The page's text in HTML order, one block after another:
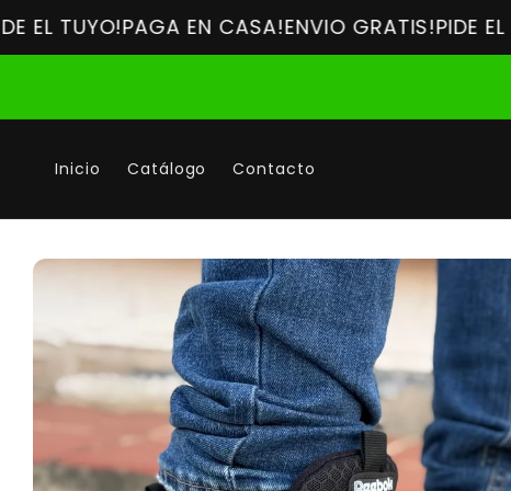
PAGA EN CASA! ENVIO GRATIS!PIDE EL TUYO!
Inicio Catálogo Contacto
directamente
del producto